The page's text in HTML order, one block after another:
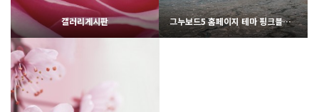
1813
02-07
갤러리게시판 그누보드5 홈페이지 테마 핑크블라썸